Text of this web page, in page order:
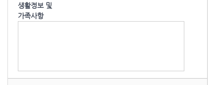
생활정보 및
가족사항